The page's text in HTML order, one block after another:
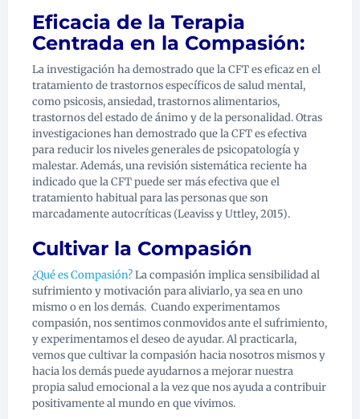
Eficacia de la Terapia
Centrada en la Compasión:
La investigación ha demostrado que la CFT es eficaz en el
tratamiento de trastornos específicos de salud mental,
como psicosis, ansiedad, trastornos alimentarios,
trastornos del estado de ánimo y de la personalidad. Otras
investigaciones han demostrado que la CFT es efectiva
para reducir los niveles generales de psicopatología y
malestar. Además, una revisión sistemática reciente ha
indicado que la CFT puede ser más efectiva que el
tratamiento habitual para las personas que son
marcadamente autocríticas (Leaviss y Uttley, 2015).
Cultivar la Compasión
¿Qué es Compasión?La compasión implica sensibilidad al
sufrimiento y motivación para aliviarlo, ya sea en uno
mismo o en los demás. Cuando experimentamos
compasión, nos sentimos conmovidos ante el sufrimiento,
y experimentamos el deseo de ayudar.Al practicarla,
vemosque cultivar la compasión hacia nosotros mismos y
hacia los demás puede ayudarnos a mejorar nuestra
propia salud emocional a la vez que nos ayuda a contribuir
positivamente al mundo en que vivimos.